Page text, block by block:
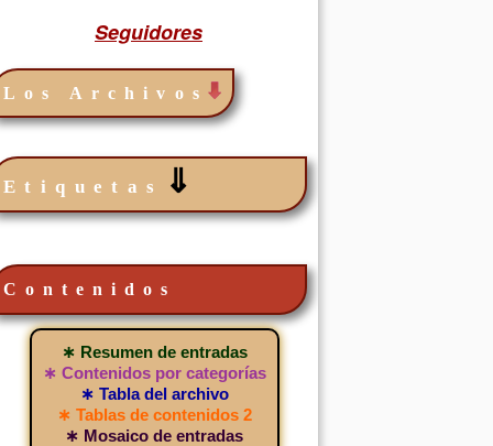
Seguidores
Los Archivos
Etiquetas ⇓
Contenidos
∗ Resumen de entradas
∗ Contenidos por categorías
∗ Tabla del archivo
∗ Tablas de contenidos 2
∗ Mosaico de entradas